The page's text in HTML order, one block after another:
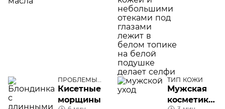
ПРОБЛЕМЫ
КОЖИ ЛИЦА
Кисетные
морщины
ТИП КОЖИ
Мужская
косметика